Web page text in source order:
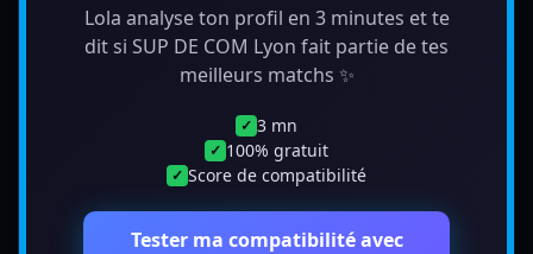
Lola analyse ton profil en 3 minutes et te
dit si SUP DE COM Lyon fait partie de tes
meilleurs matchs ✨
✓ 3 mn
✓ 100% gratuit
✓ Score de compatibilité
Tester ma compatibilité avec